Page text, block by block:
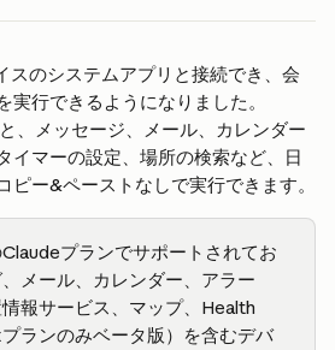
のシステムアプリと接続でき、会
行できるようになりました。
、メッセージ、メール、カレンダー
イマーの設定、場所の検索など、日
ピー&ペーストなしで実行できます。
プランでサポートされてお
メール、カレンダー、アラー
報サービス、マップ、Health
ランのみベータ版）を含むデバ